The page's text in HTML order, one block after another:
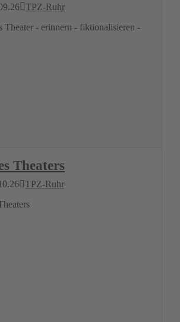
TPZ-Ruhr
Theaters
TPZ-Ruhr